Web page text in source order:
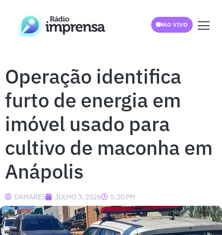
AO VIVO
Operação identifica
furto de energia em
imóvel usado para
cultivo de maconha em
Anápolis
DAMARES JULHO 3, 2026 5:20 PM